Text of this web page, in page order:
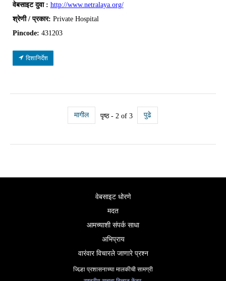
वेबसाइट दुवा : http://www.netralaya.org/
श्रेणी / प्रकार: Private Hospital
Pincode: 431203
दिशानिर्देश
मागील पृष्ठ - 2 of 3 पुढे
वेबसाइट धोरणे
मदत
आमच्याशी संपर्क साधा
अभिप्राय
वारंवार विचारले जाणारे प्रश्न
जिल्हा प्रशासनाच्या मालकीची सामग्री